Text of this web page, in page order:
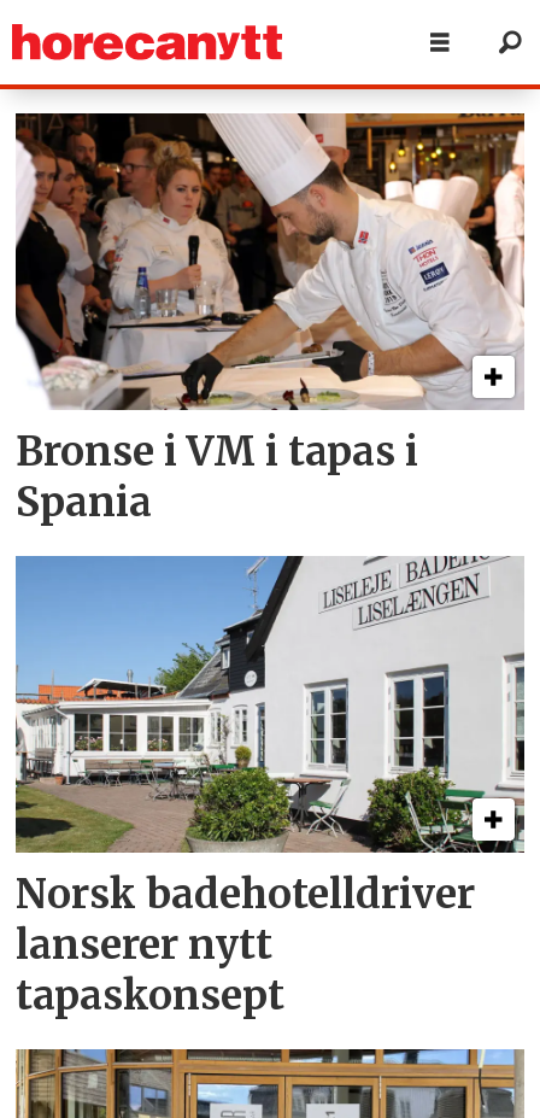
Tag:
tapas
Bronse i VM i tapas i
Spania
Norsk badehotelldriver
lanserer nytt
tapaskonsept